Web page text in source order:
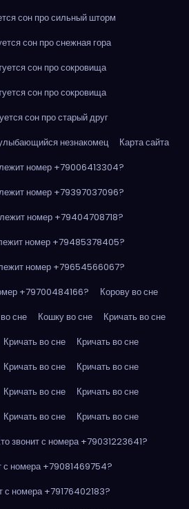
сон про сильный шторм
сон про снежная гора
сон про сокровища
сон про сокровища
сон про старый друг
незнакомец
Карта сайта
номер +79006413304?
номер +79397037096?
номер +79404708718?
номер +79485378405?
номер +79654566067?
+79700484166?
Корову во сне
сне Кошку во сне
Кричать во сне
Кричать во сне
Кричать во сне
Кричать во сне
Кричать во сне
Кричать во сне
Кричать во сне
Кричать во сне
Кричать во сне
звонит с номера +79031223641?
с номера +79081469754?
с номера +79176402183?